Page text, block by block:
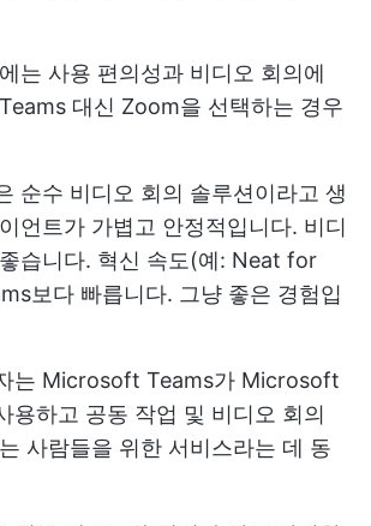
는 사용 편의성과 비디오 회의에
대신 Zoom을 선택하는 경우
순수 비디오 회의 솔루션이라고 생
언트가 가볍고 안정적입니다. 비디
습니다. 혁신 속도(예: Neat for
보다 빠릅니다. 그냥 좋은 경험입
는 Microsoft Teams가 Microsoft
용하고 공동 작업 및 비디오 회의
사람들을 위한 서비스라는 데 동